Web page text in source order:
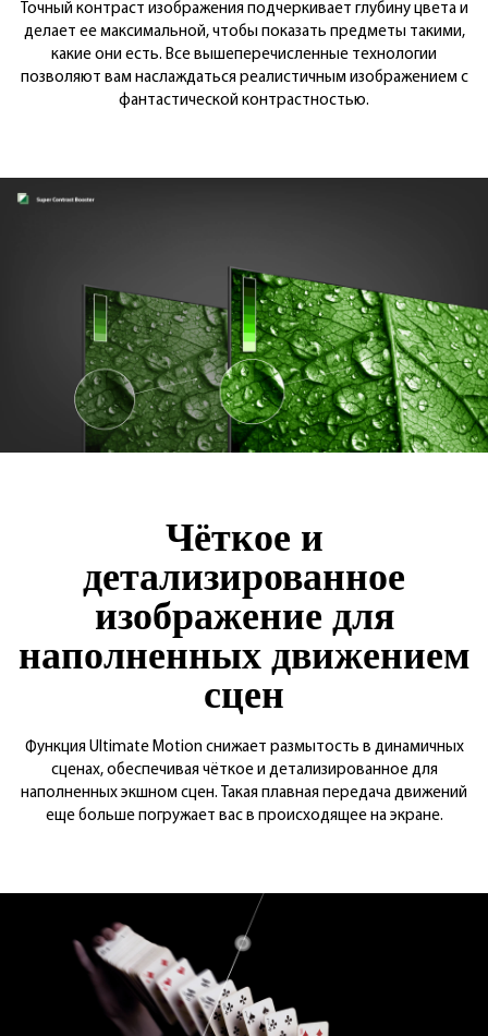
Точный контраст изображения подчеркивает глубину цвета и
делает ее максимальной, чтобы показать предметы такими,
какие они есть. Все вышеперечисленные технологии
позволяют вам наслаждаться реалистичным изображением с
фантастической контрастностью.
Чёткое и
детализированное
изображение для
наполненных движением
сцен
Функция Ultimate Motion снижает размытость в динамичных
сценах, обеспечивая чёткое и детализированное для
наполненных экшном сцен. Такая плавная передача движений
еще больше погружает вас в происходящее на экране.